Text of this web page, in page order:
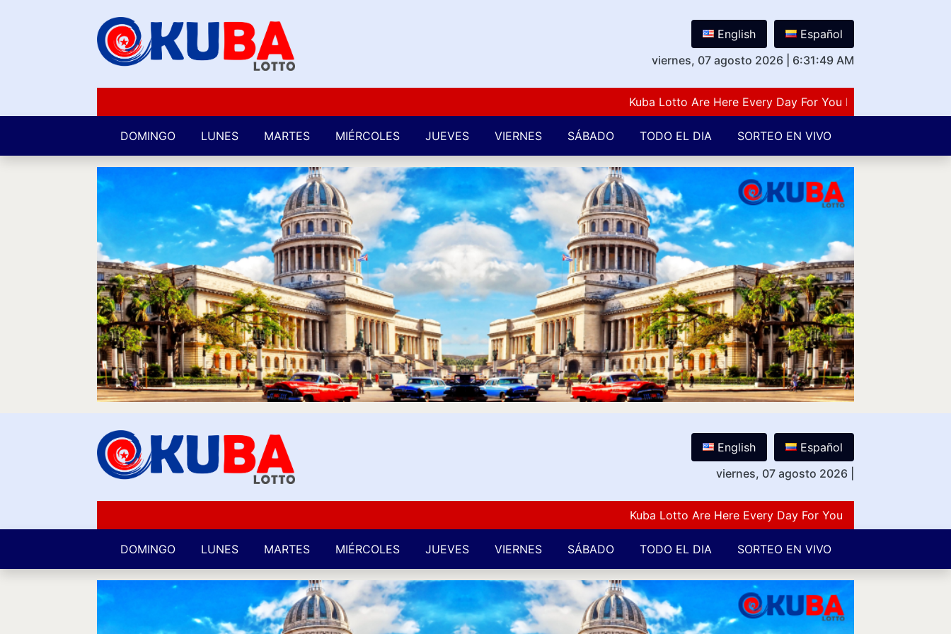
English
Español
viernes, 07 agosto 2026
6:31:50 AM
Kuba Lotto Are Here Every Day For You Lovers Of Number
DOMINGO LUNES MARTES MIÉRCOLES JUEVES VIERNES SÁBADO TODO EL DIA SORTEO EN VIVO
English
Español
viernes, 07 agosto 2026
Kuba Lotto Are Here Every Day For You Lovers Of Number
DOMINGO LUNES MARTES MIÉRCOLES JUEVES VIERNES SÁBADO TODO EL DIA SORTEO EN VIVO